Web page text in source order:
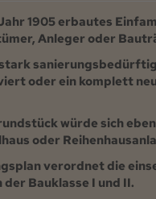
1905 erbautes
Anleger oder
stark
oder ein komplett
würde sich
oder
verordnet die
Bauklasse I und II.